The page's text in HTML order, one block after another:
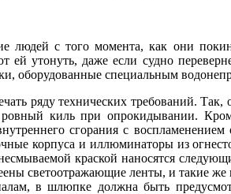
людей с того момента, как они
ей утонуть, даже если судно
оборудованные специальным
ряду технических требований.
ровный киль при опрокидывании.
сгорания с
корпуса и иллюминаторы из
краской наносятся
светоотражающие ленты, и такие же
в шлюпке должна быть